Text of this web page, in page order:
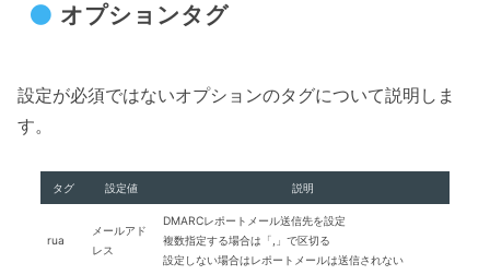
オプションタグ
設定が必須ではないオプションのタグについて説明しま
す。
タグ 設定値 説明
rua
メールアド
レス
DMARCレポートメール送信先を設定
複数指定する場合は「,」で区切る
設定しない場合はレポートメールは送信されない